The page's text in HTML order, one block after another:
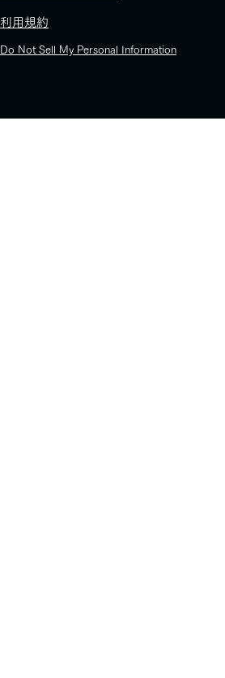
​利用規約
Do Not Sell My Personal Information